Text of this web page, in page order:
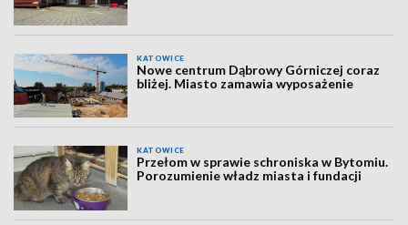
KATOWICE
Nowe centrum Dąbrowy Górniczej coraz
bliżej. Miasto zamawia wyposażenie
KATOWICE
Przełom w sprawie schroniska w Bytomiu.
Porozumienie władz miasta i fundacji